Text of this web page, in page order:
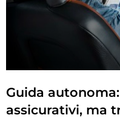
Guida
assicurativi, ma